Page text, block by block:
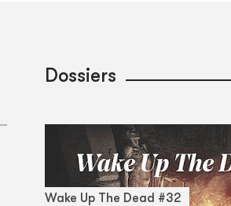
Dossiers
Wake Up The Dead #32